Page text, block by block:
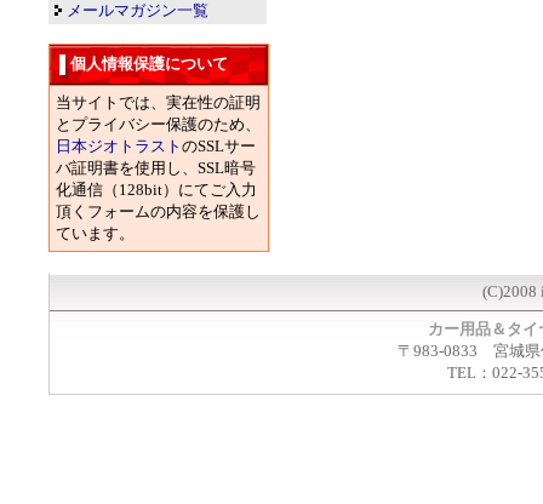
メールマガジン一覧
個人情報保護について
当サイトでは、実在性の証明
とプライバシー保護のため、
日本ジオトラスト のSSLサー
バ証明書を使用し、SSL暗号
化通信（128bit）にてご入力
頂くフォームの内容を保護し
ています。
(C)2008
カー用品＆タ
〒983-0833 宮城県
TEL：022-